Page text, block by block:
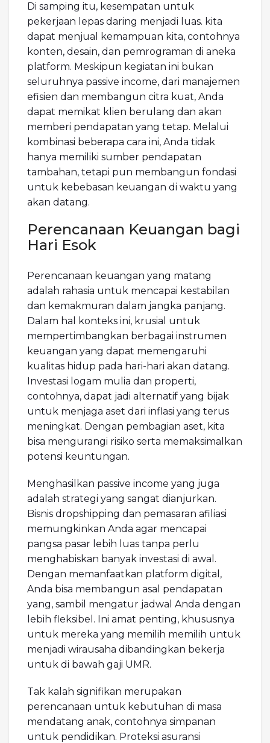
Di samping itu, kesempatan untuk
pekerjaan lepas daring menjadi luas. kita
dapat menjual kemampuan kita, contohnya
konten, desain, dan pemrograman di aneka
platform. Meskipun kegiatan ini bukan
seluruhnya passive income, dari manajemen
efisien dan membangun citra kuat, Anda
dapat memikat klien berulang dan akan
memberi pendapatan yang tetap. Melalui
kombinasi beberapa cara ini, Anda tidak
hanya memiliki sumber pendapatan
tambahan, tetapi pun membangun fondasi
untuk kebebasan keuangan di waktu yang
akan datang.
Perencanaan Keuangan bagi
Hari Esok
Perencanaan keuangan yang matang
adalah rahasia untuk mencapai kestabilan
dan kemakmuran dalam jangka panjang.
Dalam hal konteks ini, krusial untuk
mempertimbangkan berbagai instrumen
keuangan yang dapat memengaruhi
kualitas hidup pada hari-hari akan datang.
Investasi logam mulia dan properti,
contohnya, dapat jadi alternatif yang bijak
untuk menjaga aset dari inflasi yang terus
meningkat. Dengan pembagian aset, kita
bisa mengurangi risiko serta memaksimalkan
potensi keuntungan.
Menghasilkan passive income yang juga
adalah strategi yang sangat dianjurkan.
Bisnis dropshipping dan pemasaran afiliasi
memungkinkan Anda agar mencapai
pangsa pasar lebih luas tanpa perlu
menghabiskan banyak investasi di awal.
Dengan memanfaatkan platform digital,
Anda bisa membangun asal pendapatan
yang, sambil mengatur jadwal Anda dengan
lebih fleksibel. Ini amat penting, khususnya
untuk mereka yang memilih memilih untuk
menjadi wirausaha dibandingkan bekerja
untuk di bawah gaji UMR.
Tak kalah signifikan merupakan
perencanaan untuk kebutuhan di masa
mendatang anak, contohnya simpanan
untuk pendidikan. Proteksi asuransi